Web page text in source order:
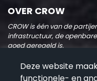
OVER CROW
CROW is één van de
infrastructuur, de
goed geregeld is.
Lees meer over CROW
Deze website
functionele- en